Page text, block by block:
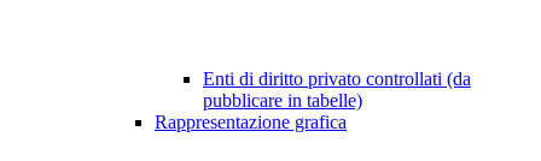
Enti di diritto privato controllati (da
pubblicare in tabelle)
Rappresentazione grafica